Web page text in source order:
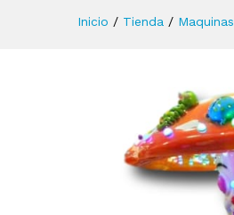
Inicio / Tienda / Maquinas